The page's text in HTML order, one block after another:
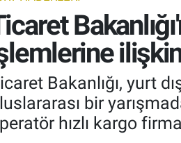
Bakanlığı, yurt
bir
hızlı kargo